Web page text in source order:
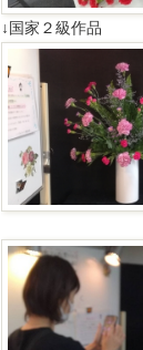
↓国家２級作品